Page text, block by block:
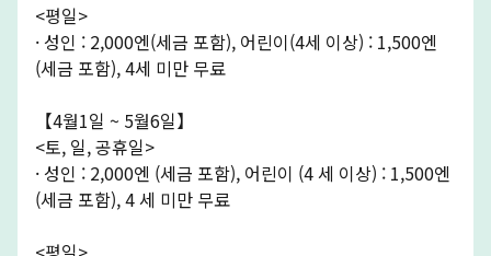
<평일>
· 성인 : 2,000엔(세금 포함), 어린이(4세 이상) : 1,500엔
(세금 포함), 4세 미만 무료
【4월1일 ~ 5월6일】
<토, 일, 공휴일>
· 성인 : 2,000엔 (세금 포함), 어린이 (4 세 이상) : 1,500엔
(세금 포함), 4 세 미만 무료